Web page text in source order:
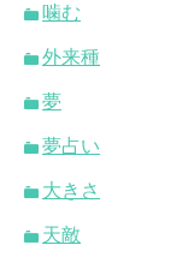
噛む
外来種
夢
夢占い
大きさ
天敵